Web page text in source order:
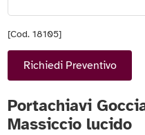
[Cod. 18105]
Richiedi Preventivo
Portachiavi
Massiccio lucido